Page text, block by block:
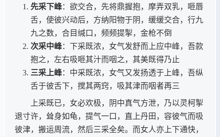
先采下峰：欲交合，先将鼎握抱，摩弄双乳，咂唇
舌，使彼兴动后，方纳阳物于阴，缓缓交合，行九
九之数，合目缄口，频频提掣，金枪不倒
次采中峰：下采既浓，女气发舒而上应中峰，吾款
抱之，左右吸咂其汁而咽之，其美既得乃止
三采上峰：中采既浓，女气又发扬透于上峰，吾纵
舌于彼舌下，搅其两窍，吸其津而咽者再三
上采既已，女必欢极，阴中真气方泄，乃以灵柯掣
退寸许，耸身如龟，提气一口，直上丹田，容彼气而吸
彼津，搬运周流，然后三采全矣。而女人亦上下通快，